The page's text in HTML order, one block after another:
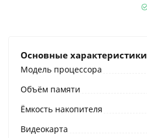
Основные характеристики
Модель процессора
Объём памяти
Ёмкость накопителя
Видеокарта